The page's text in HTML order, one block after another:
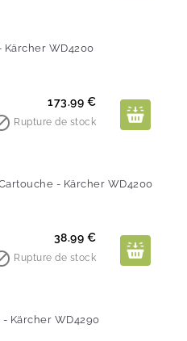
Kärcher WD4200
Prix
173.99 €
Rupture de stock
- Kärcher WD4200
Prix
38.99 €
Rupture de stock
Kärcher WD4290